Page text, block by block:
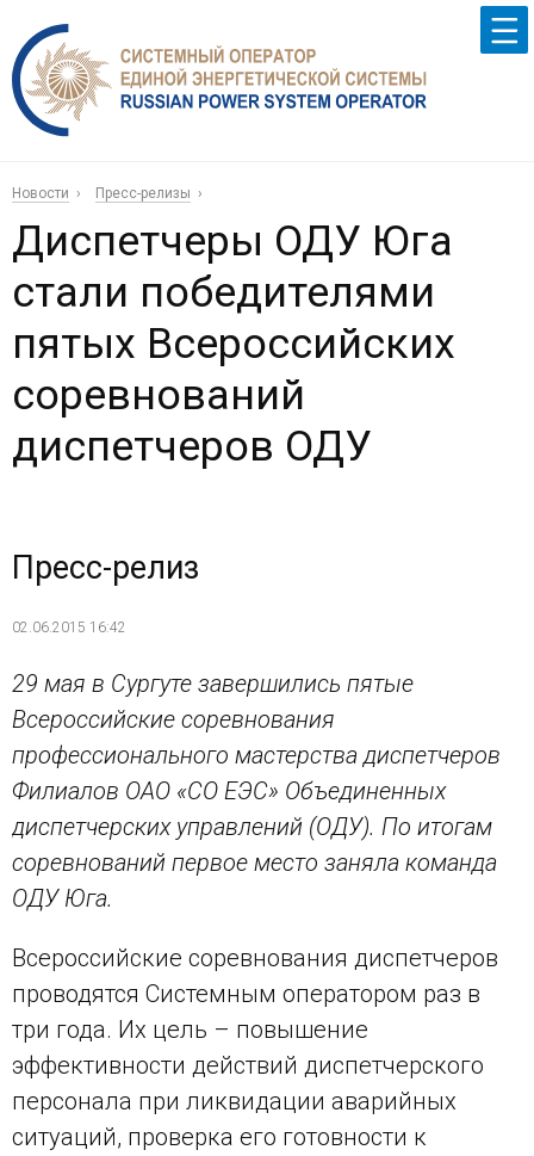
Новости Пресс-релизы
Диспетчеры ОДУ Юга
стали победителями
пятых Всероссийских
соревнований
диспетчеров ОДУ
Пресс-релиз
02.06.2015 16:42
29 мая в Сургуте завершились пятые
Всероссийские соревнования
профессионального мастерства диспетчеров
Филиалов ОАО «СО ЕЭС» Объединенных
диспетчерских управлений (ОДУ). По итогам
соревнований первое место заняла команда
ОДУ Юга.
Всероссийские соревнования диспетчеров
проводятся Системным оператором раз в
три года. Их цель – повышение
эффективности действий диспетчерского
персонала при ликвидации аварийных
ситуаций, проверка его готовности к